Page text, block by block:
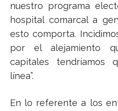
nuestro programa
hospital comarcal a
esto comporta.
por el alejamiento
capitales tendríamos
línea”.
En lo referente a los